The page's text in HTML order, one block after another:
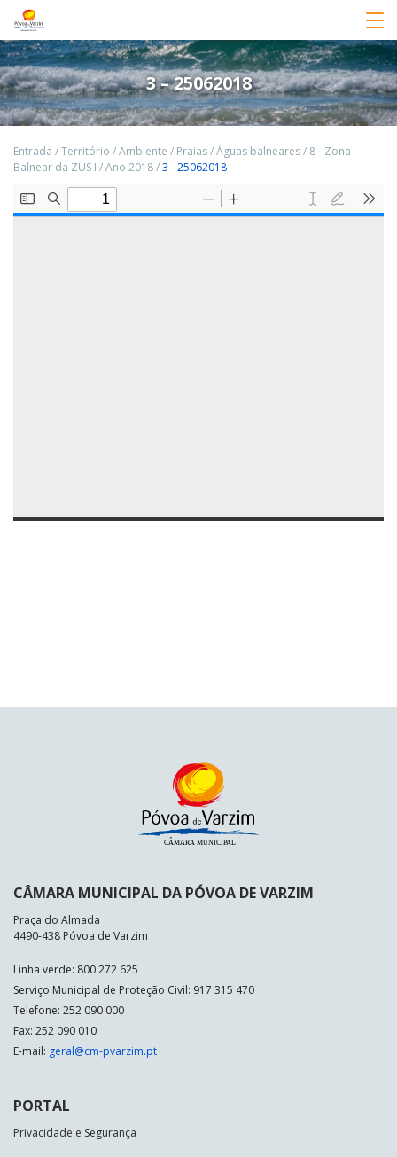
3 – 25062018
Entrada /Território /Ambiente / Praias/Águas balneares/ 8 - Zona
Balnear da ZUS I /Ano 2018/3 - 25062018
CÂMARA MUNICIPAL DA PÓVOA DE VARZIM
Praça do Almada
4490-438 Póvoa de Varzim
Linha verde: 800 272 625
Serviço Municipal de Proteção Civil: 917 315 470
Telefone: 252 090 000
Fax: 252 090 010
E-mail: geral@cm-pvarzim.pt
PORTAL
Privacidade e Segurança